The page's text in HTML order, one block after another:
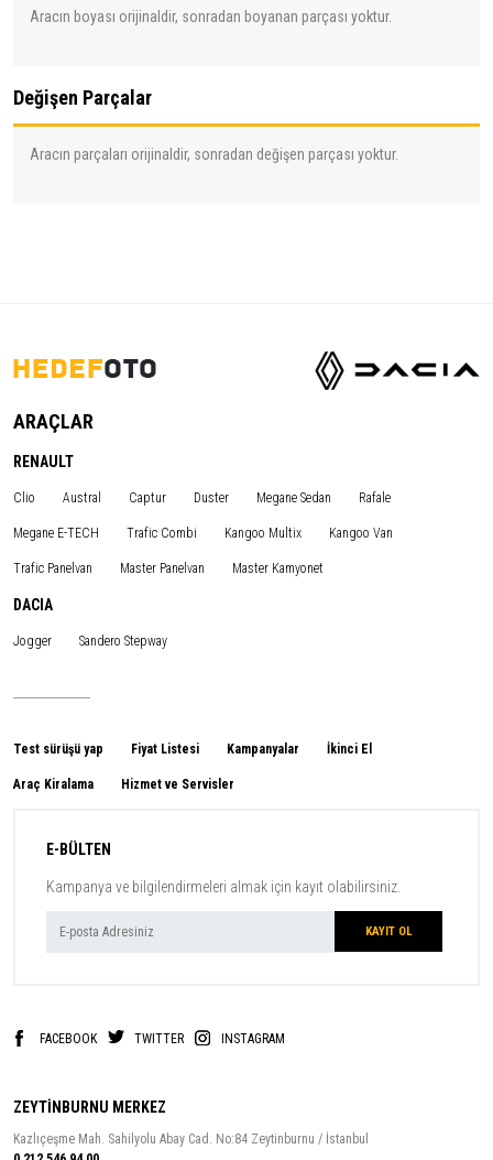
Aracın boyası orijinaldir, sonradan boyanan parçası yoktur.
Değişen Parçalar
Aracın parçaları orijinaldir, sonradan değişen parçası yoktur.
ARAÇLAR
RENAULT
Clio Austral Captur Duster Megane Sedan Rafale
Megane E-TECH Trafic Combi Kangoo Multix Kangoo Van
Trafic Panelvan Master Panelvan Master Kamyonet
DACIA
Jogger Sandero Stepway
Test sürüşü yap Fiyat Listesi Kampanyalar İkinci El
Araç Kiralama Hizmet ve Servisler
E-BÜLTEN
Kampanya ve bilgilendirmeleri almak için kayıt olabilirsiniz.
FACEBOOK TWITTER INSTAGRAM
ZEYTİNBURNU MERKEZ
Kazlıçeşme Mah. Sahilyolu Abay Cad. No:84 Zeytinburnu / İstanbul